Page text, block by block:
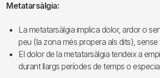
Metatarsàlgia:
La metatarsàlgia implica dolor, ardor o
peu (la zona més propera als dits),
El dolor de la metatarsàlgia tendeix a
durant llargs períodes de temps o